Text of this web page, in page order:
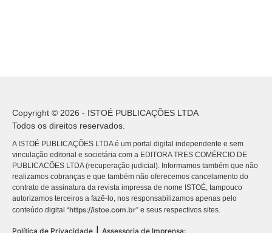
Copyright © 2026 - ISTOÉ PUBLICAÇÕES LTDA
Todos os direitos reservados.
A ISTOÉ PUBLICAÇÕES LTDA é um portal digital independente e sem
vinculação editorial e societária com a EDITORA TRES COMÉRCIO DE
PUBLICACÕES LTDA (recuperação judicial). Informamos também que não
realizamos cobranças e que também não oferecemos cancelamento do
contrato de assinatura da revista impressa de nome ISTOÉ, tampouco
autorizamos terceiros a fazê-lo, nos responsabilizamos apenas pelo
conteúdo digital “https://istoe.com.br” e seus respectivos sites.
Política de Privacidade Assessoria de Imprensa: